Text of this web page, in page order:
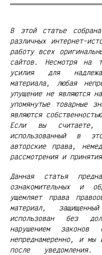
В этой статье
различных интернет-
работу всех
сайтов. Несмотря на
усилия для
материала, любая
упущение не являются
упомянутые товарные
являются
Если вы считаете,
использованный в
авторские права,
рассмотрения и
Данная статья
ознакомительных и
ущемляет права
материал,
использован без
нарушением
непреднамеренно, и мы
после